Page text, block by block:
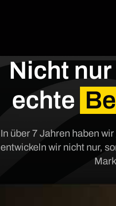
Nicht
echte
In über 7 Jahren haben
entwickeln wir nicht nur,